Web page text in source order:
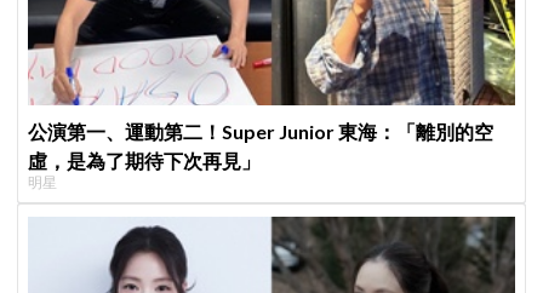
公演第一、運動第二！Super Junior 東海：「離別的空
虛，是為了期待下次再見」
明星